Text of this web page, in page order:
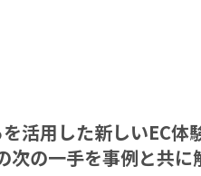
活用した新しいEC体
次の一手を事例と共に